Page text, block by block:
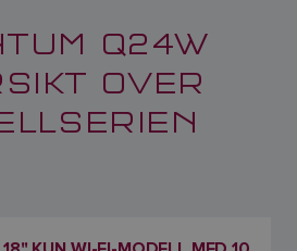
Q24W
OVER